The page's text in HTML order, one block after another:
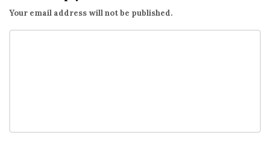
Your email address will not be published.